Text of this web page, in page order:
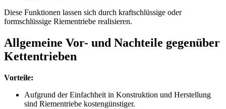
Diese Funktionen lassen sich durch kraftschlüssige oder
formschlüssige Riementriebe realisieren.
Allgemeine Vor- und Nachteile gegenüber
Kettentrieben
Vorteile:
Aufgrund der Einfachheit in Konstruktion und Herstellung
sind Riementriebe kostengünstiger.